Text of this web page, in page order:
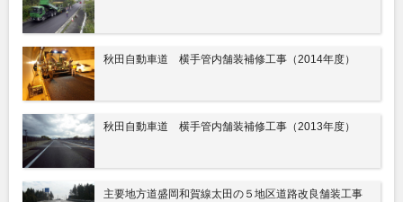
秋田自動車道 横手管内舗装補修工事（2014年度）
秋田自動車道 横手管内舗装補修工事（2013年度）
主要地方道盛岡和賀線太田の５地区道路改良舗装工事